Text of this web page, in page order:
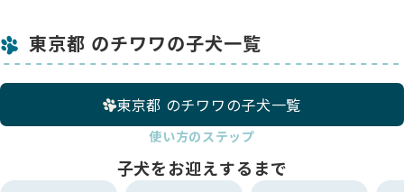
東京都 のチワワの子犬一覧
東京都 のチワワの子犬一覧
使い方のステップ
子犬をお迎えするまで